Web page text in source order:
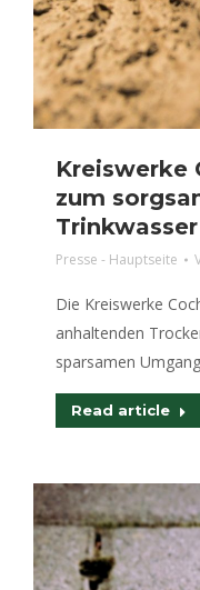
Kreiswerke
zum
Presse - Hauptseite
Die Kreiswerke
anhaltenden
sparsamen
Read article